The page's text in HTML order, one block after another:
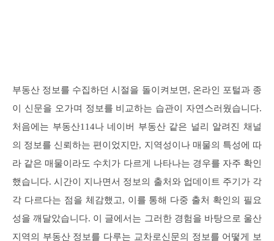
부동산 정보를 수집하던 시절을 돌이켜보면, 온라인 포털과 종
이 신문을 오가며 정보를 비교하는 습관이 자연스러웠습니다.
처음에는 부동산114나 네이버 부동산 같은 널리 알려진 채널
의 정보를 신뢰하는 편이었지만, 지역성이나 매물의 특성에 따
라 같은 매물이라도 수치가 다르게 나타나는 경우를 자주 확인
했습니다. 시간이 지나면서 정보의 출처와 업데이트 주기가 각
각 다르다는 점을 체감했고, 이를 통해 다중 출처 확인의 필요
성을 깨달았습니다. 이 글에서는 그러한 경험을 바탕으로 울산
지역의 부동산 정보를 다루는 교차로신문의 정보를 어떻게 보